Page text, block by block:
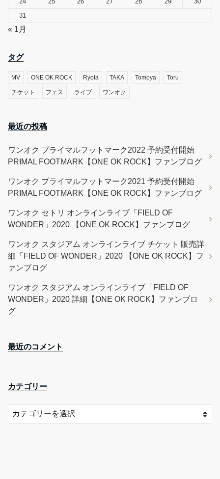
31
« 1月
タグ
MV ONE OK ROCK Ryota TAKA Tomoya Toru
チケット フェス ライブ ワンオク
最近の投稿
ワンオク プライマルフットマーク2022 予約受付開始
PRIMAL FOOTMARK【ONE OK ROCK】ファンブログ
ワンオク プライマルフットマーク2021 予約受付開始
PRIMAL FOOTMARK【ONE OK ROCK】ファンブログ
ワンオク セトリ オンラインライブ「FIELD OF
WONDER」2020 【ONE OK ROCK】ファンブログ
ワンオク スタジアム オンラインライブ チケット 販売詳
細「FIELD OF WONDER」2020 【ONE OK ROCK】フ
ァンブログ
ワンオク スタジアム オンラインライブ「FIELD OF
WONDER」2020 詳細【ONE OK ROCK】ファンブロ
グ
最近のコメント
カテゴリー